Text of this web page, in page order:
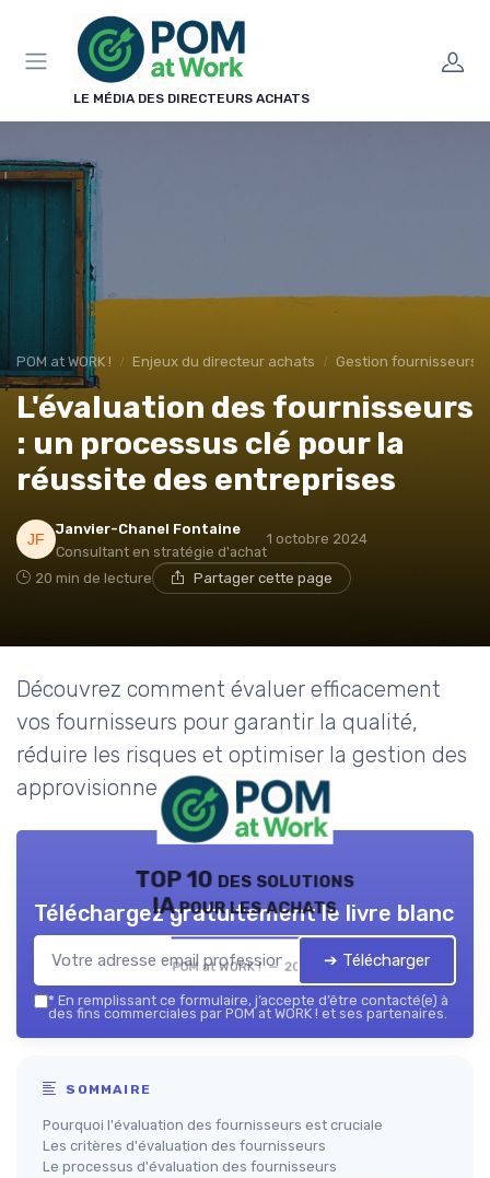
LE MÉDIA DES DIRECTEURS ACHATS
POM at WORK ! Enjeux du directeur achats Gestion fournisseurs
L'évaluation des fournisseurs
: un processus clé pour la
réussite des entreprises
Janvier-Chanel Fontaine
Consultant en stratégie d'achat
1 octobre 2024
20 min de lecture Partager cette page
Découvrez comment évaluer efficacement
vos fournisseurs pour garantir la qualité,
réduire les risques et optimiser la gestion des
approvisionnements.
TOP 10 des solutions
IA pour les achats
POM at WORK ! — 2026
Téléchargez gratuitement le livre blanc
➔ Télécharger
* En remplissant ce formulaire, j’accepte d’être contacté(e) à
des fins commerciales par POM at WORK ! et ses partenaires.
SOMMAIRE
Pourquoi l'évaluation des fournisseurs est cruciale
Les critères d'évaluation des fournisseurs
Le processus d'évaluation des fournisseurs
Panneau de gestion des cookies